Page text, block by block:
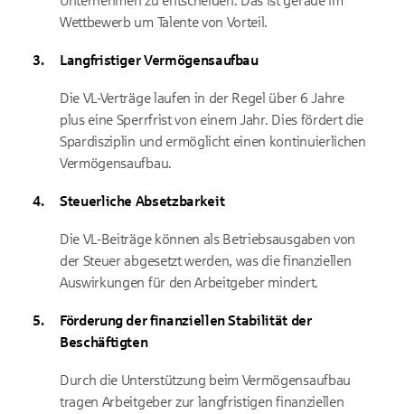
Wettbewerb um Talente von Vorteil.
Langfristiger Vermögensaufbau
Die VL-Verträge laufen in der Regel über 6 Jahre
plus eine Sperrfrist von einem Jahr. Dies fördert die
Spardisziplin und ermöglicht einen kontinuierlichen
Vermögensaufbau.
Steuerliche Absetzbarkeit
Die VL-Beiträge können als Betriebsausgaben von
der Steuer abgesetzt werden, was die finanziellen
Auswirkungen für den Arbeitgeber mindert.
Förderung der finanziellen Stabilität der
Beschäftigten
Durch die Unterstützung beim Vermögensaufbau
tragen Arbeitgeber zur langfristigen finanziellen